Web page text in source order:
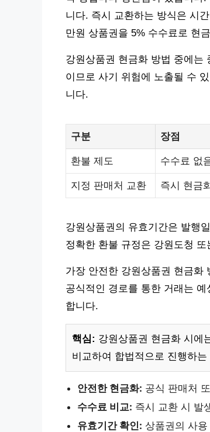
니다. 즉시 교환하는 방식은 시
만원 상품권을 5% 수수료로 현
강원상품권 현금화 방법 중에는
이므로 사기 위험에 노출될 수
니다.
구분 장점
환불 제도 수수료 없
지정 판매처 교환 즉시 현금
강원상품권의 유효기간은 발행
정확한 환불 규정은 강원도청
가장 안전한 강원상품권 현금화
공식적인 경로를 통한 거래는
합니다.
핵심: 강원상품권 현금화 시에
비교하여 합법적으로 진행하
안전한 현금화: 공식 판매처
수수료 비교: 즉시 교환 시 발
유효기간 확인: 상품권의 사